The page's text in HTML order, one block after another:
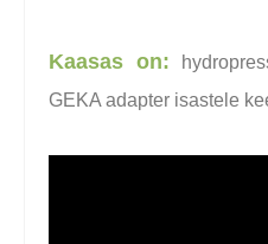
Kaasas on:
GEKA adapter isastele